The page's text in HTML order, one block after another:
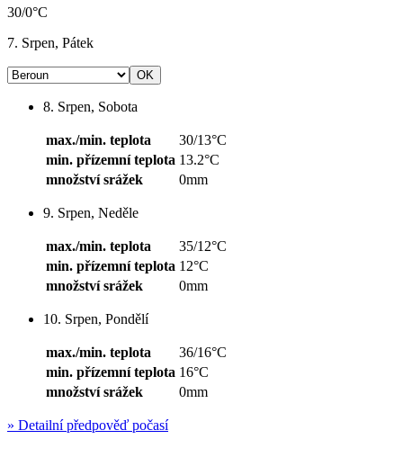
30/0°C
7. Srpen, Pátek
8. Srpen, Sobota
max./min. teplota
30/13°C
min. přízemní teplota 13.2°C
množství srážek
0mm
9. Srpen, Neděle
max./min. teplota
35/12°C
min. přízemní teplota 12°C
množství srážek
0mm
10. Srpen, Pondělí
max./min. teplota
36/16°C
min. přízemní teplota 16°C
množství srážek
0mm
» Detailní předpověď počasí